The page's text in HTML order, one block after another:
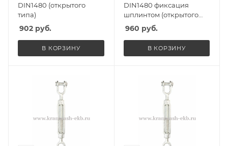
DIN1480 (открытого
типа)
902 руб.
В КОРЗИНУ
DIN1480 фиксация
шплинтом (открытого
типа)
960 руб.
В КОРЗИНУ